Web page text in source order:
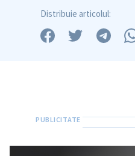
Distribuie articolul: